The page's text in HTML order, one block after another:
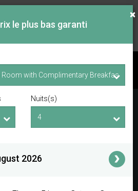
Date de départ
×
le plus bas garanti
Nuits(s)
2026